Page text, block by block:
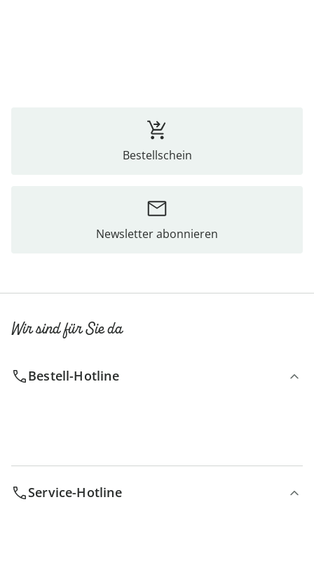
Bestellschein
Newsletter abonnieren
Wir sind für Sie da
Bestell-Hotline
Service-Hotline